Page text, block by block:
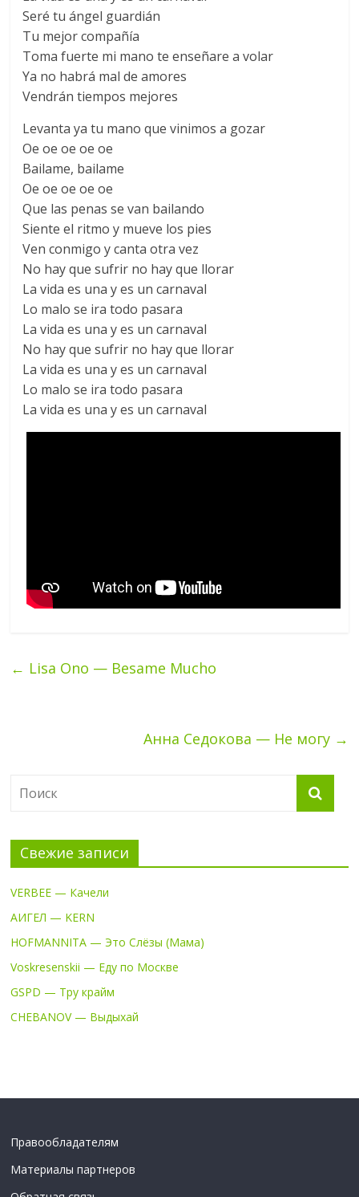
Seré tu ángel guardián
Tu mejor compañía
Toma fuerte mi mano te enseñare a volar
Ya no habrá mal de amores
Vendrán tiempos mejores
Levanta ya tu mano que vinimos a gozar
Oe oe oe oe oe
Bailame, bailame
Oe oe oe oe oe
Que las penas se van bailando
Siente el ritmo y mueve los pies
Ven conmigo y canta otra vez
No hay que sufrir no hay que llorar
La vida es una y es un carnaval
Lo malo se ira todo pasara
La vida es una y es un carnaval
No hay que sufrir no hay que llorar
La vida es una y es un carnaval
Lo malo se ira todo pasara
La vida es una y es un carnaval
← Lisa Ono — Besame Mucho
Анна Седокова — Не могу →
Свежие записи
VERBEE — Качели
АИГЕЛ — KERN
HOFMANNITA — Это Слёзы (Мама)
Voskresenskii — Еду по Москве
GSPD — Тру крайм
CHEBANOV — Выдыхай
Правообладателям
Материалы партнеров